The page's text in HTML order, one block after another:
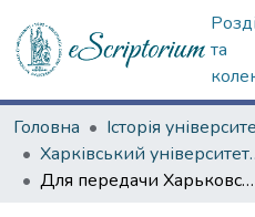
та
Головна
Історія
Харківський
Для передачи Харьковскому университету зданий, предназначавшихся для Технологического института, приедет в Харьков особая комиссия из Петербурга